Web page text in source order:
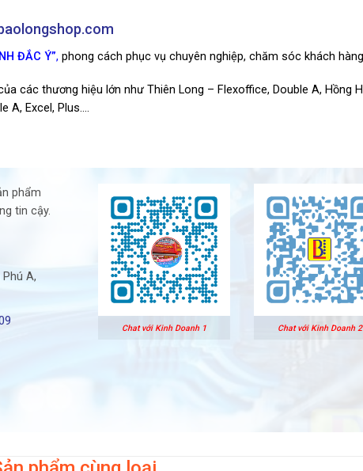
ĐẮC Ý”, phong cách phục vụ chuyên nghiệp, chăm sóc khách
các thương hiệu lớn như Thiên Long – Flexoffice, Double A, Hồng
A, Excel, Plus….
phẩm
tin cậy.
A,
Chat với Kinh Doanh 1 Chat với Kinh Doanh 2